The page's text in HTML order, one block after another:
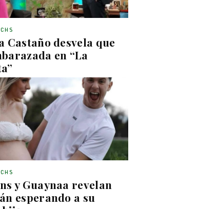
Castaño desvela que
en “La
y Guaynaa revelan
esperando a su